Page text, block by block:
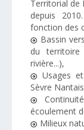
Territorial de
depuis
fonction des
Bassin
du
rivière...),
Usages
Sèvre
écoulement
Milieux